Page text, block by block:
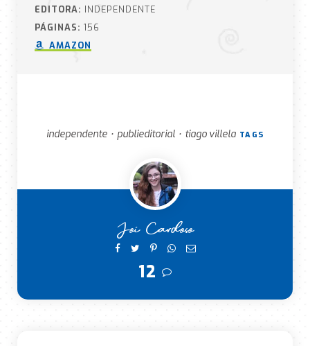
EDITORA: INDEPENDENTE
PÁGINAS: 156
AMAZON
independente • publieditorial • tiago villela TAGS
Joi Cardoso
12